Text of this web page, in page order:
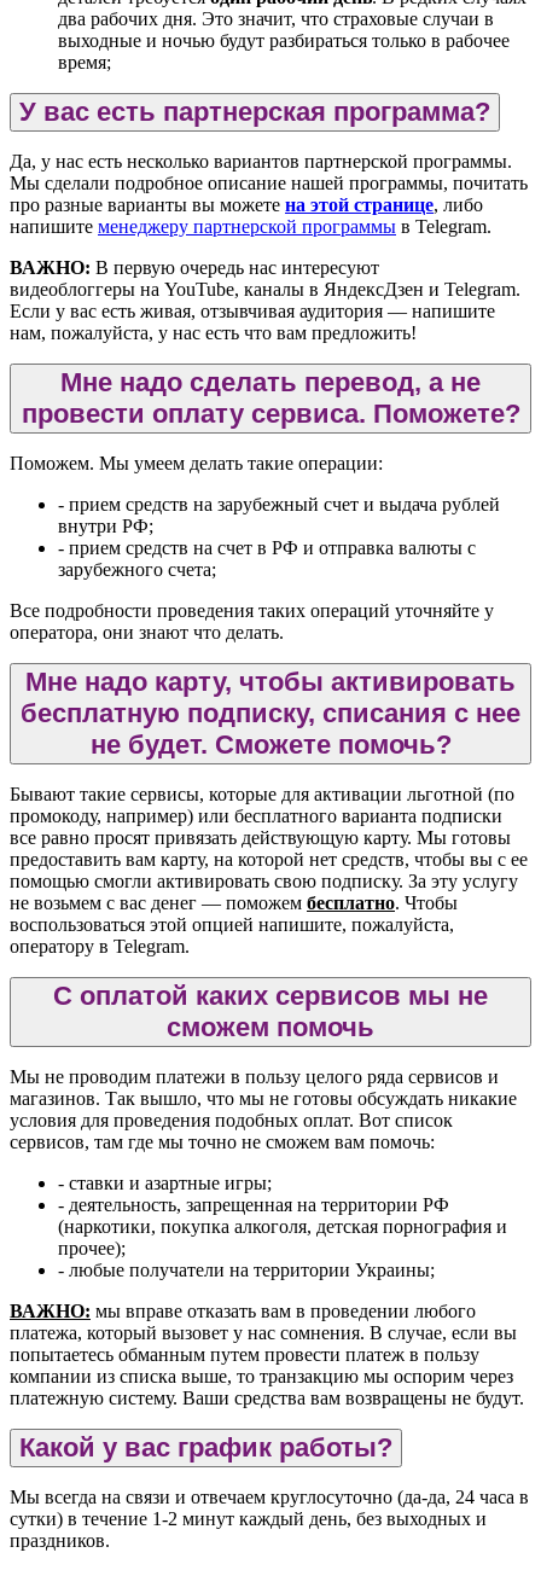
два рабочих дня. Это значит, что страховые случаи в
выходные и ночью будут разбираться только в рабочее
время;
У вас есть партнерская программа?
Да, у нас есть несколько вариантов партнерской программы.
Мы сделали подробное описание нашей программы, почитать
про разные варианты вы можете на этой странице, либо
напишите менеджеру партнерской программы в Telegram.
ВАЖНО: В первую очередь нас интересуют
видеоблоггеры на YouTube, каналы в ЯндексДзен и Telegram.
Если у вас есть живая, отзывчивая аудитория — напишите
нам, пожалуйста, у нас есть что вам предложить!
Мне надо сделать перевод, а не
провести оплату сервиса. Поможете?
Поможем. Мы умеем делать такие операции:
- прием средств на зарубежный счет и выдача рублей
внутри РФ;
- прием средств на счет в РФ и отправка валюты с
зарубежного счета;
Все подробности проведения таких операций уточняйте у
оператора, они знают что делать.
Мне надо карту, чтобы активировать
бесплатную подписку, списания с нее
не будет. Сможете помочь?
Бывают такие сервисы, которые для активации льготной (по
промокоду, например) или бесплатного варианта подписки
все равно просят привязать действующую карту. Мы готовы
предоставить вам карту, на которой нет средств, чтобы вы с ее
помощью смогли активировать свою подписку. За эту услугу
не возьмем с вас денег — поможем бесплатно. Чтобы
воспользоваться этой опцией напишите, пожалуйста,
оператору в Telegram.
С оплатой каких сервисов мы не
сможем помочь
Мы не проводим платежи в пользу целого ряда сервисов и
магазинов. Так вышло, что мы не готовы обсуждать никакие
условия для проведения подобных оплат. Вот список
сервисов, там где мы точно не сможем вам помочь:
- ставки и азартные игры;
- деятельность, запрещенная на территории РФ
(наркотики, покупка алкоголя, детская порнография и
прочее);
- любые получатели на территории Украины;
ВАЖНО: мы вправе отказать вам в проведении любого
платежа, который вызовет у нас сомнения. В случае, если вы
попытаетесь обманным путем провести платеж в пользу
компании из списка выше, то транзакцию мы оспорим через
платежную систему. Ваши средства вам возвращены не будут.
Какой у вас график работы?
Мы всегда на связи и отвечаем круглосуточно (да-да, 24 часа в
сутки) в течение 1-2 минут каждый день, без выходных и
праздников.